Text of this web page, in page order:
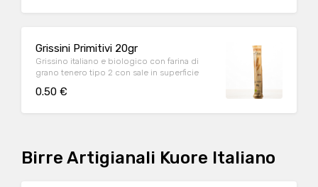
Grissini Primitivi 20gr
Grissino italiano e biologico con farina di
grano tenero tipo 2 con sale in superficie
0.50 €
Birre Artigianali Kuore Italiano